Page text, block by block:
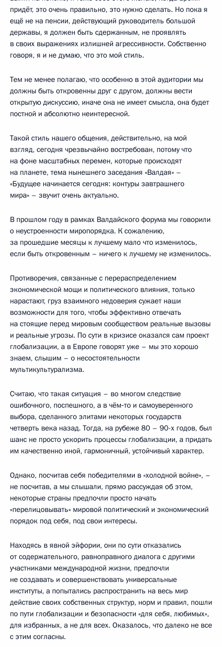
придёт, это очень правильно, это нужно сделать. Но пока я
ещё не на пенсии, действующий руководитель большой
державы, я должен быть сдержанным, не проявлять
в своих выражениях излишней агрессивности. Собственно
говоря, я и не думаю, что это мой стиль.
Тем не менее полагаю, что особенно в этой аудитории мы
должны быть откровенны друг с другом, должны вести
открытую дискуссию, иначе она не имеет смысла, она будет
постной и абсолютно неинтересной.
Такой стиль нашего общения, действительно, на мой
взгляд, сегодня чрезвычайно востребован, потому что
на фоне масштабных перемен, которые происходят
на планете, тема нынешнего заседания «Валдая» –
«Будущее начинается сегодня: контуры завтрашнего
мира» – звучит очень актуально.
В прошлом году в рамках Валдайского форума мы говорили
о неустроенности миропорядка. К сожалению,
за прошедшие месяцы к лучшему мало что изменилось,
если быть откровенным – ничего к лучшему не изменилось.
Противоречия, связанные с перераспределением
экономической мощи и политического влияния, только
нарастают, груз взаимного недоверия сужает наши
возможности для того, чтобы эффективно отвечать
на стоящие перед мировым сообществом реальные вызовы
и реальные угрозы. По сути в кризисе оказался сам проект
глобализации, а в Европе говорят уже – мы это хорошо
знаем, слышим – о несостоятельности
мультикультурализма.
Считаю, что такая ситуация – во многом следствие
ошибочного, поспешного, а в чём‑то и самоуверенного
выбора, сделанного элитами некоторых государств
четверть века назад. Тогда, на рубеже 80 – 90-х годов, был
шанс не просто ускорить процессы глобализации, а придать
им качественно иной, гармоничный, устойчивый характер.
Однако, посчитав себя победителями в «холодной войне», –
не посчитав, а мы слышали, прямо рассуждая об этом,
некоторые страны предпочли просто начать
«перелицовывать» мировой политический и экономический
порядок под себя, под свои интересы.
Находясь в явной эйфории, они по сути отказались
от содержательного, равноправного диалога с другими
участниками международной жизни, предпочли
не создавать и совершенствовать универсальные
институты, а попытались распространить на весь мир
действие своих собственных структур, норм и правил, пошли
по пути глобализации и безопасности «для себя, любимых»,
для избранных, а не для всех. Оказалось, что далеко не все
с этим согласны.